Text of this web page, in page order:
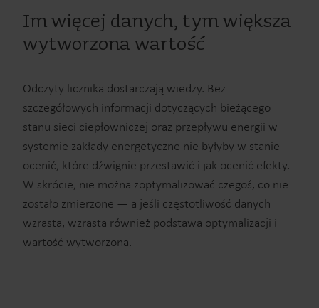
Im więcej danych, tym większa
wytworzona wartość
Odczyty licznika dostarczają wiedzy. Bez
szczegółowych informacji dotyczących bieżącego
stanu sieci ciepłowniczej oraz przepływu energii w
systemie zakłady energetyczne nie byłyby w stanie
ocenić, które dźwignie przestawić i jak ocenić efekty.
W skrócie, nie można zoptymalizować czegoś, co nie
zostało zmierzone — a jeśli częstotliwość danych
wzrasta, wzrasta również podstawa optymalizacji i
wartość wytworzona.